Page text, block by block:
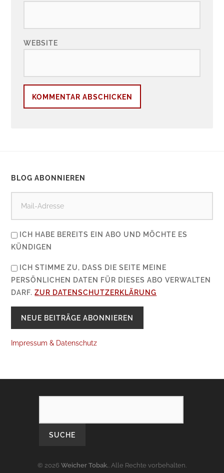
WEBSITE
BLOG ABONNIEREN
ICH HABE BEREITS EIN ABO UND MÖCHTE ES
KÜNDIGEN
ICH STIMME ZU, DASS DIE SEITE MEINE
PERSÖNLICHEN DATEN FÜR DIESES ABO VERWALTEN
DARF.ZUR DATENSCHUTZERKLÄRUNG
Impressum & Datenschutz
SEARCH
© 2026 Weicher Tobak. . Alle Rechte vorbehalten.